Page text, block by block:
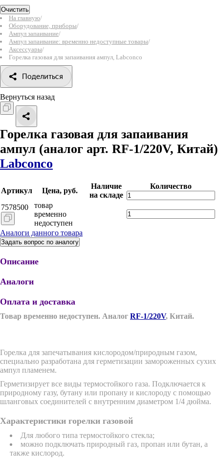
Очистить
На главную/
Оборудование, приборы/
Ампул запаивание/
Ампул запаивание: временно недоступные товары/
Аксессуары/
Горелка газовая для запаивания ампул, Labconco
Поделиться
Вернуться назад
Горелка газовая для запаивания
ампул (аналог арт. RF-1/220V, Китай)
Labconco
Артикул Цена, руб.
Наличие
на складе
Количество
7578500
товар
временно
недоступен
Аналоги данного товара
Задать вопрос по аналогу
Описание
Аналоги
Оплата и доставка
Товар временно недоступен. Аналог RF-1/220V, Китай.
Горелка для запечатывания кислородом/природным газом,
специально разработана для герметизации замороженных сухих
ампул пламенем.
Герметизирует все виды термостойкого газа. Подключается к
природному газу, бутану или пропану и кислороду с помощью
шланговых соединителей с внутренним диаметром 1/4 дюйма.
Характеристики горелки газовой
Для любого типа термостойкого стекла;
можно подключать природный газ, пропан или бутан, а
также кислород.